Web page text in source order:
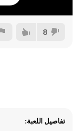
8
تفاصيل اللعبة: